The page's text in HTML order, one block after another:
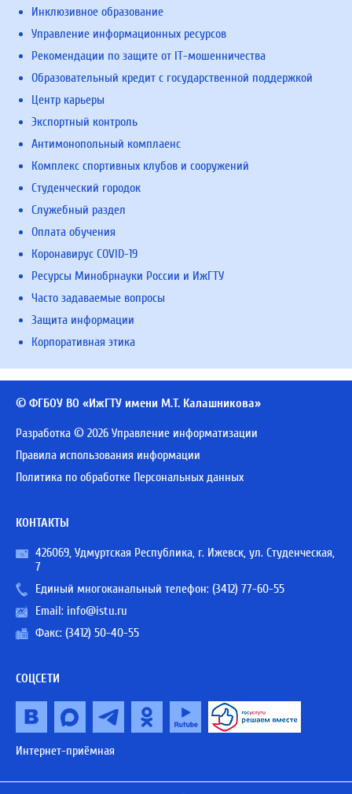
Инклюзивное образование
Управление информационных ресурсов
Рекомендации по защите от IT-мошенничества
Образовательный кредит с государственной поддержкой
Центр карьеры
Экспортный контроль
Антимонопольный комплаенс
Комплекс спортивных клубов и сооружений
Студенческий городок
Служебный раздел
Оплата обучения
Коронавирус COVID-19
Ресурсы Минобрнауки России и ИжГТУ
Часто задаваемые вопросы
Защита информации
Корпоративная этика
© ФГБОУ ВО «ИжГТУ имени М.Т. Калашникова»
Разработка © 2026 Управление информатизации
Правила использования информации
Политика по обработке Персональных данных
КОНТАКТЫ
426069, Удмуртская Республика, г. Ижевск, ул. Студенческая,
7
Единый многоканальный телефон: (3412) 77-60-55
Email: info@istu.ru
Факс: (3412) 50-40-55
СОЦСЕТИ
Интернет-приёмная